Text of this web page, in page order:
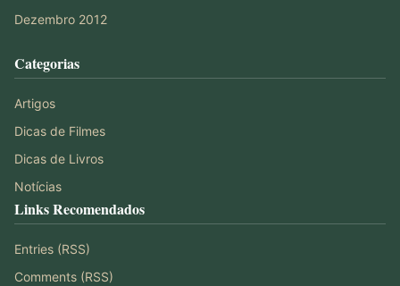
Dezembro 2012
Categorias
Artigos
Dicas de Filmes
Dicas de Livros
Notícias
Links Recomendados
Entries (RSS)
Comments (RSS)